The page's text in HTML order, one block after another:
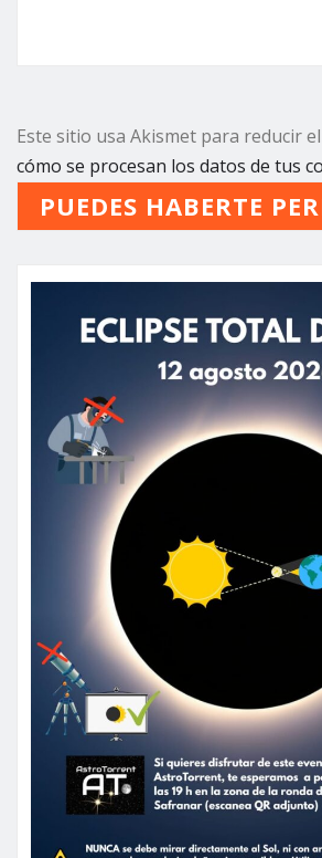
Este sitio usa Akismet para reducir
cómo se procesan los datos de tus
PUEDES HABERTE